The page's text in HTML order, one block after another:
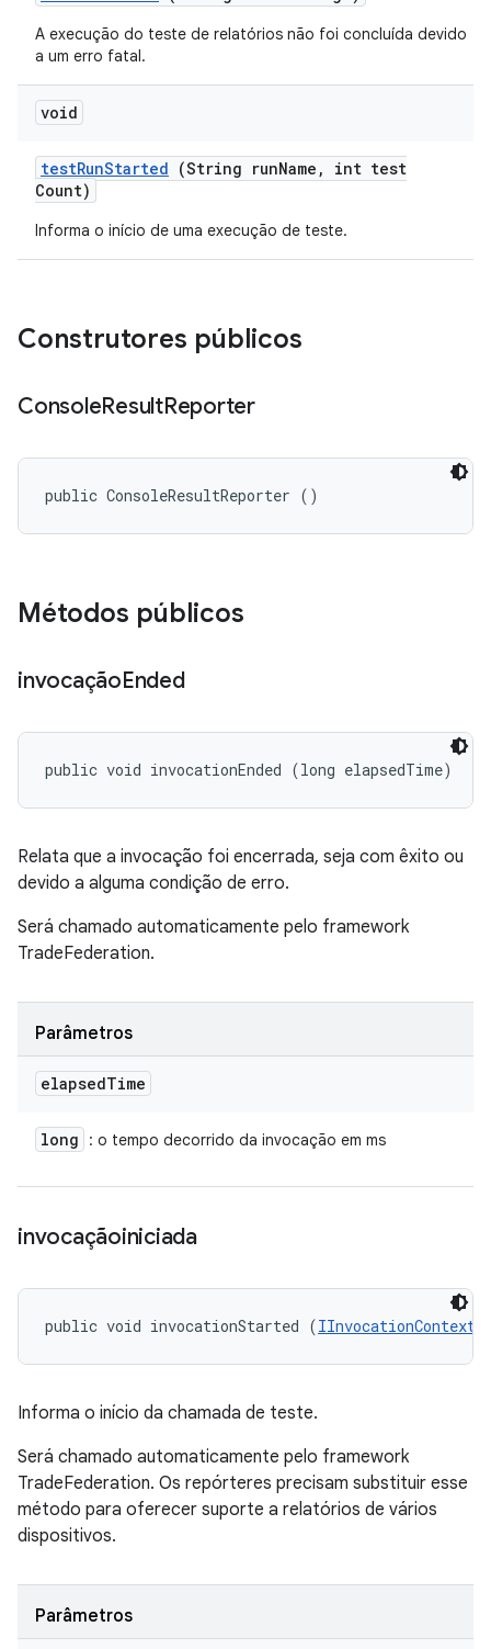
A execução do teste de relatórios não foi concluída devido
a um erro fatal.
void
testRunStarted (String runName ,
int test
Count)
Informa o início de uma execução de teste.
Construtores públicos
ConsoleResultReporter
public ConsoleResultReporter ()
Métodos públicos
invocaçãoEnded
public void invocationEnded (long elapsedTime)
Relata que a invocação foi encerrada, seja com êxito ou
devido a alguma condição de erro.
Será chamado automaticamente pelo framework
TradeFederation.
Parâmetros
elapsedTime
long : o tempo decorrido da invocação em ms
invocaçãoiniciada
public void invocationStarted (IInvocationContext
Informa o início da chamada de teste.
Será chamado automaticamente pelo framework
TradeFederation. Os repórteres precisam substituir esse
método para oferecer suporte a relatórios de vários
dispositivos.
Parâmetros